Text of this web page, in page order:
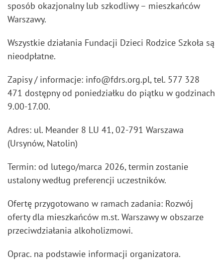
sposób okazjonalny lub szkodliwy – mieszkańców
Warszawy.
Wszystkie działania Fundacji Dzieci Rodzice Szkoła są
nieodpłatne.
Zapisy / informacje: info@fdrs.org.pl, tel. 577 328
471 dostępny od poniedziałku do piątku w godzinach
9.00-17.00.
Adres: ul. Meander 8 LU 41, 02-791 Warszawa
(Ursynów, Natolin)
Termin: od lutego/marca 2026, termin zostanie
ustalony według preferencji uczestników.
Ofertę przygotowano w ramach zadania: Rozwój
oferty dla mieszkańców m.st. Warszawy w obszarze
przeciwdziałania alkoholizmowi.
Oprac. na podstawie informacji organizatora.